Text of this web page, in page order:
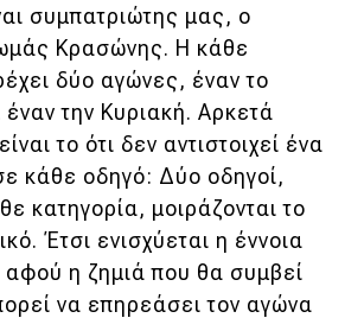
συμπατριώτης μας, ο
Κρασώνης. Η κάθε
δύο αγώνες, έναν το
την Κυριακή. Αρκετά
το ότι δεν αντιστοιχεί ένα
κάθε οδηγό: Δύο οδηγοί,
κατηγορία, μοιράζονται το
Έτσι ενισχύεται η έννοια
η ζημιά που θα συμβεί
να επηρεάσει τον αγώνα